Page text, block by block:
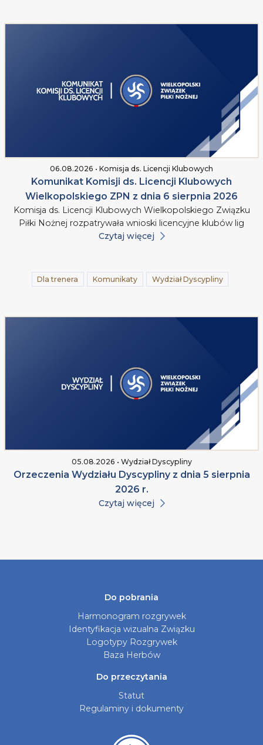
06.08.2026 • Komisja ds. Licencji Klubowych
Komunikat Komisji ds. Licencji Klubowych
Wielkopolskiego ZPN z dnia 6 sierpnia 2026
Komisja ds. Licencji Klubowych Wielkopolskiego Związku
Piłki Nożnej rozpatrywała wnioski licencyjne klubów lig
Czytaj więcej
Dla trenera Komunikaty Wydział Dyscypliny
05.08.2026 • Wydział Dyscypliny
Orzeczenia Wydziału Dyscypliny z dnia 5 sierpnia
2026 r.
Czytaj więcej
Do pobrania
Harmonogram rozgrywek
Identyfikacja wizualna Związku
Logotypy Rozgrywek
Baza Herbów
Do przeczytania
Statut
Regulaminy i dokumenty